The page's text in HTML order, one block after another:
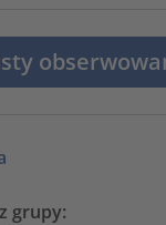
grupy: